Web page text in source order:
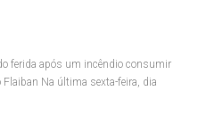
ferida após um incêndio consumir
Flaiban Na última sexta-feira, dia